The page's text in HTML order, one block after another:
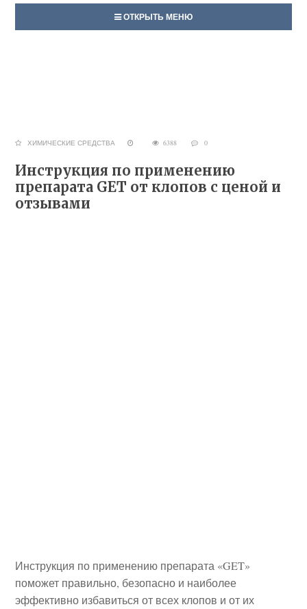
ОТКРЫТЬ МЕНЮ
ХИМИЧЕСКИЕ СРЕДСТВА 6388 0
Инструкция по применению
препарата GET от клопов с ценой и
отзывами
Инструкция по применению препарата «GET»
поможет правильно, безопасно и наиболее
эффективно избавиться от всех клопов и от их